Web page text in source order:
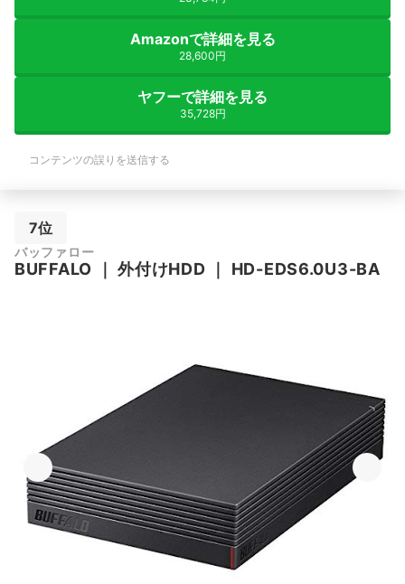
Amazonで詳細を見る
28,600円
ヤフーで詳細を見る
35,728円
コンテンツの誤りを送信する
7位
バッファロー
BUFFALO ｜外付けHDD HD-EDS6.0U3-BA